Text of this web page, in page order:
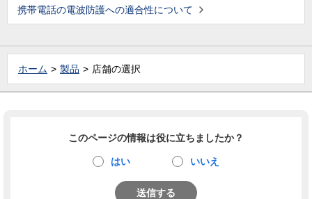
携帯電話の電波防護への適合性について
ホーム 製品 店舗の選択
このページの情報は役に立ちましたか？
はい いいえ
送信する